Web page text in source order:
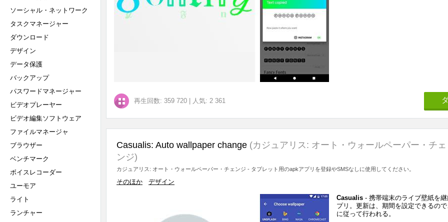
ソーシャル・ネットワーク
タスクマネージャー
ダウンロード
デザイン
データ保護
バックアップ
パスワードマネージャー
ビデオプレーヤー
ビデオ編集ソフトウェア
ファイルマネージャ
ブラウザー
ベンチマーク
ボイスレコーダー
ユーモア
ライト
ランチャー
再生回数: 359 720 人気: 2 361
Casualis: Auto wallpaper change (カジュアリス: オート・ウォールペーパー・チェ
ンジ)
カジュアリス: オート・ウォールペーパー・チェンジ - タブレット用のapkアプリを登録やSMSなしに使用してください。
そのほか デザイン
Casualis - 携帯端末のライブ壁紙を
プリ。更新は、期間を設定できるの
に従って行われる。